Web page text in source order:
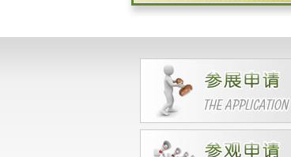
ARI PET
BPT 化工
BIZOL
BASF(CHINA)COMPANY LIMI
TED
BRBSingapore
DEUTSCHE PENTOSIN WERK